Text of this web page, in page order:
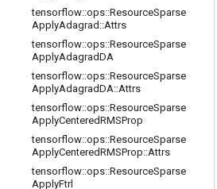
tensorflow::ops::ResourceSparse
ApplyAdagrad ::Attrs
tensorflow::ops::ResourceSparse
ApplyAdagradDA
tensorflow::ops::ResourceSparse
ApplyAdagradDA::Attrs
tensorflow::ops::ResourceSparse
ApplyCenteredRMSProp
tensorflow::ops::ResourceSparse
ApplyCenteredRMSProp::Attrs
tensorflow::ops::ResourceSparse
ApplyFtrl